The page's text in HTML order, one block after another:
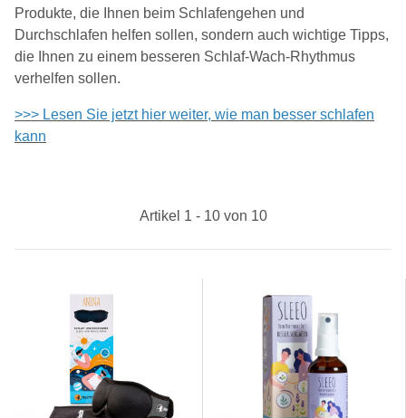
Produkte, die Ihnen beim Schlafengehen und
Durchschlafen helfen sollen, sondern auch wichtige Tipps,
die Ihnen zu einem besseren Schlaf-Wach-Rhythmus
verhelfen sollen.
>>> Lesen Sie jetzt hier weiter, wie man besser schlafen
kann
Artikel 1 - 10 von 10